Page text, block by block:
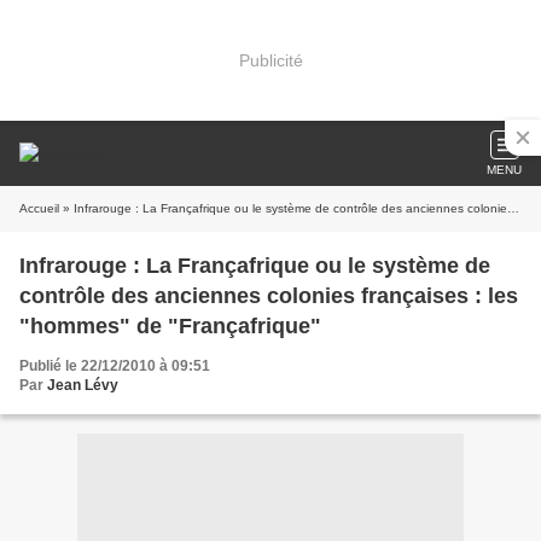
Publicité
MENU
Accueil » Infrarouge : La Françafrique ou le système de contrôle des anciennes colonies françaises : les "hommes" de "Françafrique"
Infrarouge : La Françafrique ou le système de
contrôle des anciennes colonies françaises : les
"hommes" de "Françafrique"
Publié le 22/12/2010 à 09:51
Par Jean Lévy